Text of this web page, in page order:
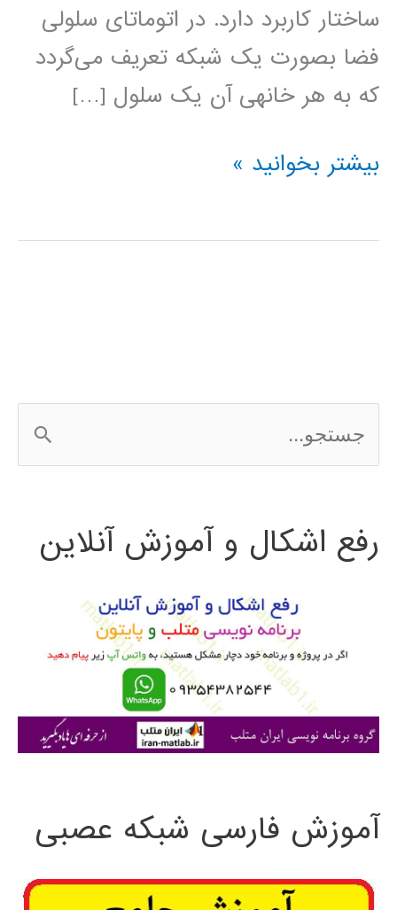
ساختار کاربرد دارد. در اتوماتای سلولی
فضا بصورت یک شبکه تعریف می‌گردد
که به هر خانه­ی آن یک سلول […]
اتوماتای
چیست؟
بیشتر بخوانید »
س
ج
ی
رفع اشکال و آموزش آنلاین
آموزش فارسی شبکه عصبی